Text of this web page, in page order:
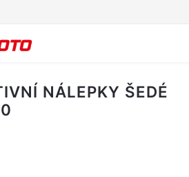
NÁLEPKY ŠEDÉ